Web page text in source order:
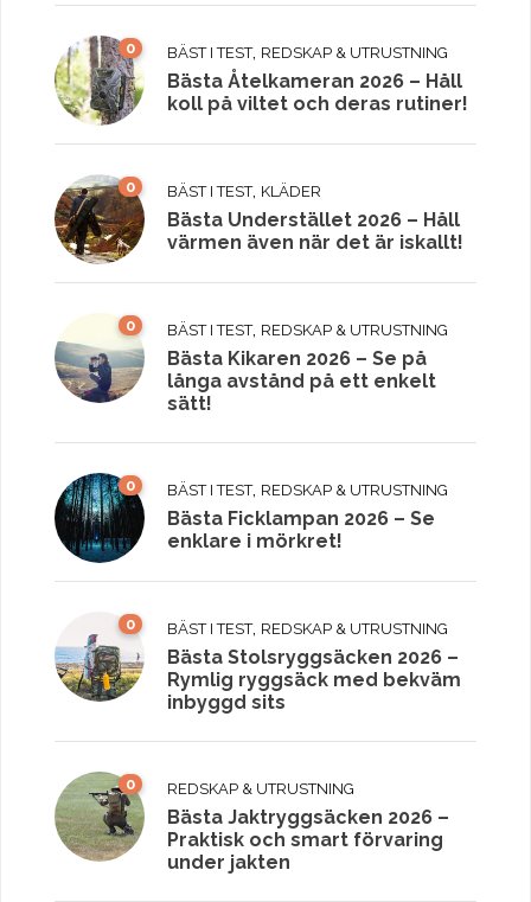
0 BÄST I TEST, REDSKAP & UTRUSTNING
Bästa Åtelkameran 2026 – Håll
koll på viltet och deras rutiner!
0 BÄST I TEST, KLÄDER
Bästa Understället 2026 – Håll
värmen även när det är iskallt!
0 BÄST I TEST, REDSKAP & UTRUSTNING
Bästa Kikaren 2026 – Se på
långa avstånd på ett enkelt
sätt!
0 BÄST I TEST, REDSKAP & UTRUSTNING
Bästa Ficklampan 2026 – Se
enklare i mörkret!
0 BÄST I TEST, REDSKAP & UTRUSTNING
Bästa Stolsryggsäcken 2026 –
Rymlig ryggsäck med bekväm
inbyggd sits
0 REDSKAP & UTRUSTNING
Bästa Jaktryggsäcken 2026 –
Praktisk och smart förvaring
under jakten